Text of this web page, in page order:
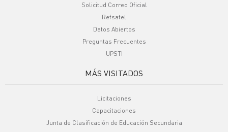
Solicitud Correo Oficial
Refsatel
Datos Abiertos
Preguntas Frecuentes
UPSTI
MÁS VISITADOS
Licitaciones
Capacitaciones
Junta de Clasificación de Educación Secundaria